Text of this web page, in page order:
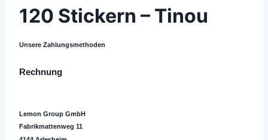
120 Stickern – Tinou
Unsere Zahlungsmethoden
Rechnung
Lemon Group GmbH
Fabrikmattenweg 11